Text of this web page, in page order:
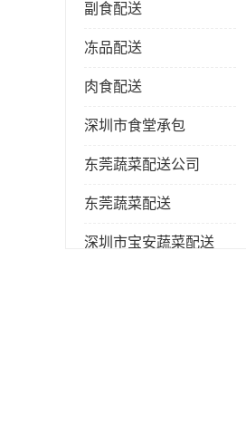
副食配送
冻品配送
肉食配送
深圳市食堂承包
东莞蔬菜配送公司
东莞蔬菜配送
深圳市宝安蔬菜配送